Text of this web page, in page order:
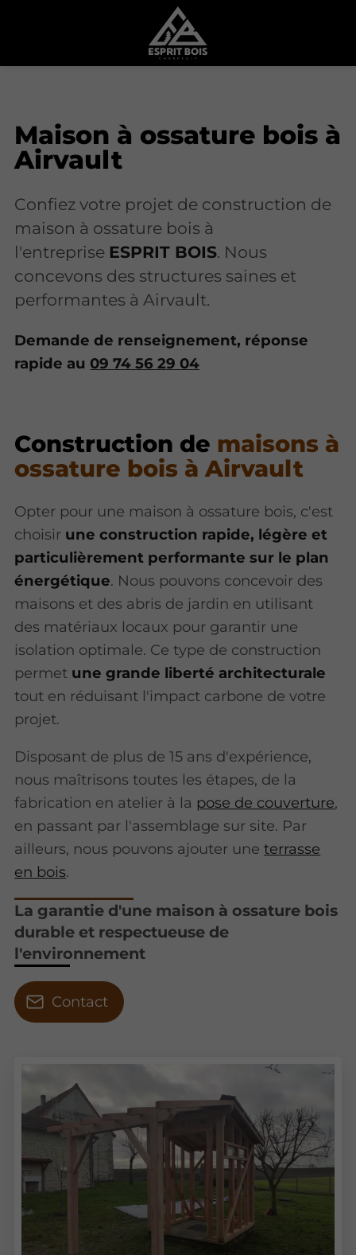
Maison à ossature bois à
Airvault
Confiez votre projet de construction de
maison à ossature bois à
l'entreprise ESPRIT BOIS. Nous
concevons des structures saines et
performantes à Airvault.
Demande de renseignement, réponse
rapide au 09 74 56 29 04
Construction de maisons à
ossature bois à Airvault
Opter pour une maison à ossature bois, c'est
choisir une construction rapide, légère et
particulièrement performante sur le plan
énergétique. Nous pouvons concevoir des
maisons et des abris de jardin en utilisant
des matériaux locaux pour garantir une
isolation optimale. Ce type de construction
permet une grande liberté architecturale
tout en réduisant l'impact carbone de votre
projet.
Disposant de plus de 15 ans d'expérience,
nous maîtrisons toutes les étapes, de la
fabrication en atelier à la pose de couverture,
en passant par l'assemblage sur site. Par
ailleurs, nous pouvons ajouter uneterrasse
en bois.
La garantie d'une maison à ossature bois
durable et respectueuse de
l'environnement
Contact